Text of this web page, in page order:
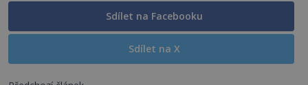
Sdílet na Facebooku
Sdílet na X